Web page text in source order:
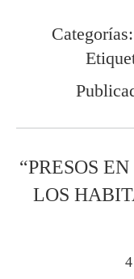
Categorías:
“PRESOS
LOS
4